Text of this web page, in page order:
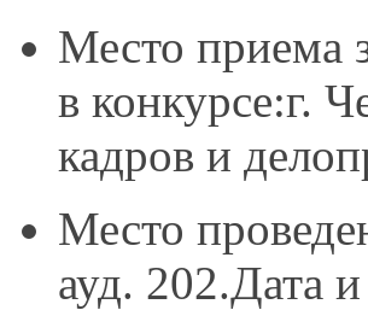
Место приема
в конкурсе:г.
кадров и
Место
ауд. 202.Дата